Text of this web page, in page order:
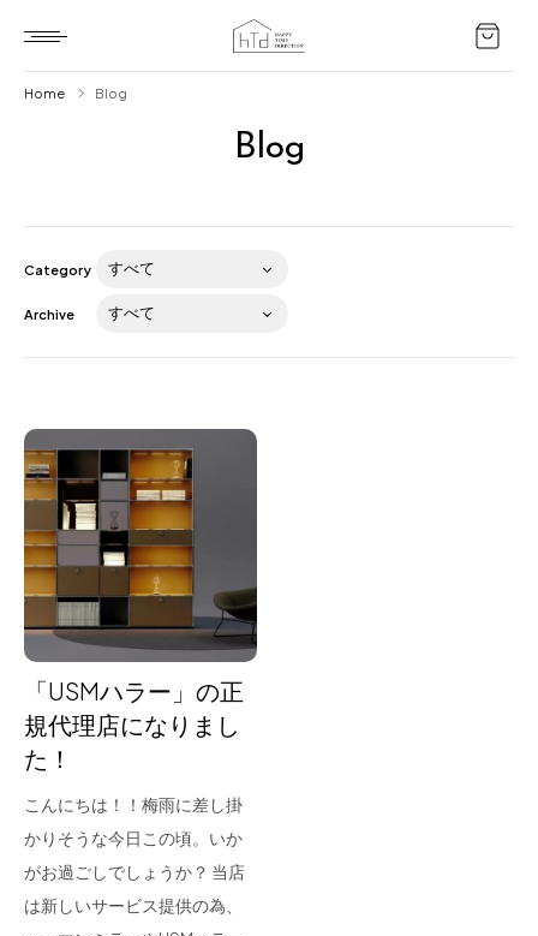
Blog
About us
for Business
Recruit
Contact
Blog
Home Blog
Category
Archive
「USMハラー」の正
規代理店になりまし
た！
こんにちは！！梅雨に差し掛
かりそうな今日この頃。いか
がお過ごしでしょうか？ 当店
は新しいサービス提供の為、